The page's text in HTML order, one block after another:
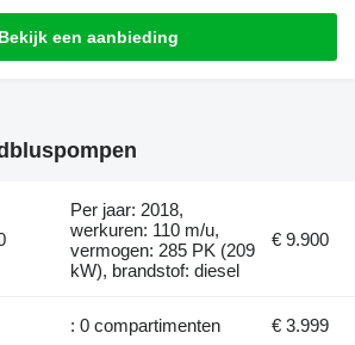
Bekijk een aanbieding
Per jaar: 2018,
werkuren: 110 m/u,
vermogen: 285 PK (209
kW), brandstof: diesel
€ 9.900
: 0 compartimenten € 3.999